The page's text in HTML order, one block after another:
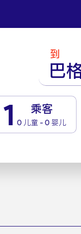
到
巴
1 乘客
0 儿童 - 0 婴儿